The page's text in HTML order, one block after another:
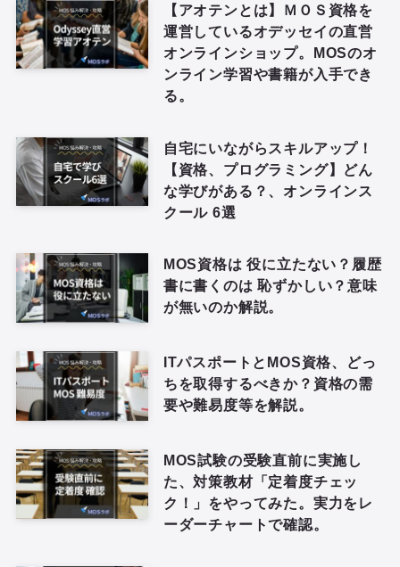
【アオテンとは】ＭＯＳ資格を
運営しているオデッセイの直営
オンラインショップ。MOSのオ
ンライン学習や書籍が入手でき
る。
自宅にいながらスキルアップ！
【資格、プログラミング】どん
な学びがある？、オンラインス
クール 6選
MOS資格は 役に立たない？履歴
書に書くのは 恥ずかしい？意味
が無いのか解説。
ITパスポートとMOS資格、どっ
ちを取得するべきか？資格の需
要や難易度等を解説。
MOS試験の受験直前に実施し
た、対策教材「定着度チェッ
ク！」をやってみた。実力をレ
ーダーチャートで確認。